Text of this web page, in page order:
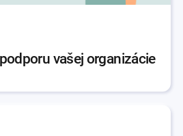
vašej organizácie